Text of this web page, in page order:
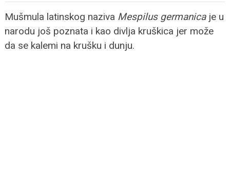
Mušmula latinskog naziva Mespilus germanicaje u
narodu još poznata i kao divlja kruškica jer može
da se kalemi na krušku i dunju.